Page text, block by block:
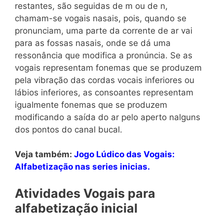
restantes, são seguidas de m ou de n,
chamam-se vogais nasais, pois, quando se
pronunciam, uma parte da corrente de ar vai
para as fossas nasais, onde se dá uma
ressonância que modifica a pronúncia. Se as
vogais representam fonemas que se produzem
pela vibração das cordas vocais inferiores ou
lábios inferiores, as consoantes representam
igualmente fonemas que se produzem
modificando a saída do ar pelo aperto nalguns
dos pontos do canal bucal.
Veja também: Jogo Lúdico das Vogais:
Alfabetização nas series inicias.
Atividades Vogais para
alfabetização inicial